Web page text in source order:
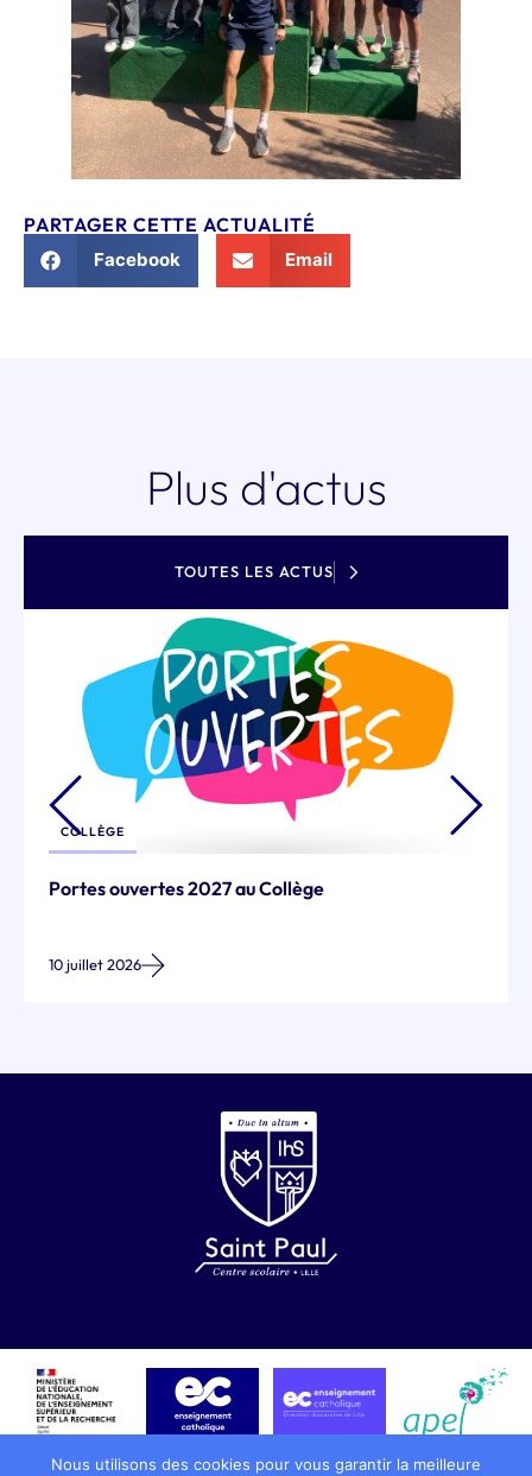
PARTAGER CETTE ACTUALITÉ
Facebook Email
Plus d'actus
TOUTES LES ACTUS
2027 au Collège
ÉCOLE
Nous utilisons des cookies pour vous garantir la meilleure